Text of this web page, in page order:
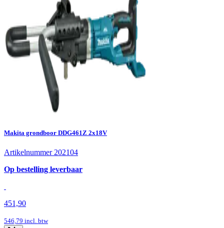
Makita grondboor DDG461Z 2x18V
Artikelnummer 202104
Op bestelling leverbaar
451,90
546,79 incl. btw